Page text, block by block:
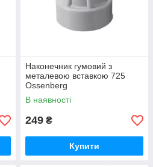
Наконечник гумовий з
металевою вставкою 725
Ossenberg
В наявності
249 ₴
Купити